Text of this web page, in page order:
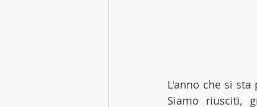
L'anno che si
Siamo riusciti,